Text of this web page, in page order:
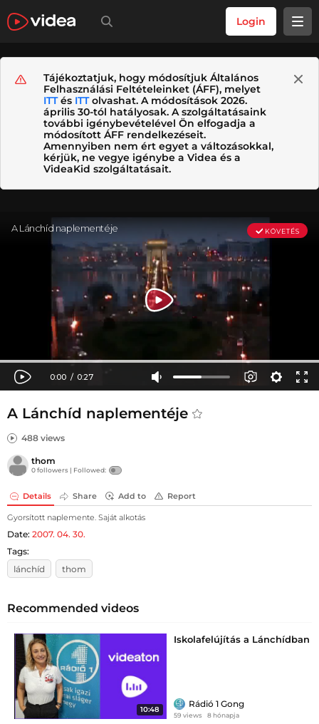
Login
Tájékoztatjuk, hogy módosítjuk Általános
Felhasználási Feltételeinket (ÁFF), melyet
ITTés ITTolvashat. A módosítások 2026.
április 30-tól hatályosak. A szolgáltatásaink
további igénybevételével Ön elfogadja a
módosított ÁFF rendelkezéseit.
Amennyiben nem ért egyet a változásokkal,
kérjük, ne vegye igénybe a Videa és a
VideaKid szolgáltatásait.
A Lánchíd naplementéje
488 views
thom
0 followers | Followed:
Details Share Add to Report
Gyorsított naplemente. Saját alkotás
Date: 2007. 04. 30.
Tags:
lánchíd
thom
Recommended videos
10:48
Iskolafelújítás a Lánchídban
Rádió 1 Gong
59 views 8 hónapja